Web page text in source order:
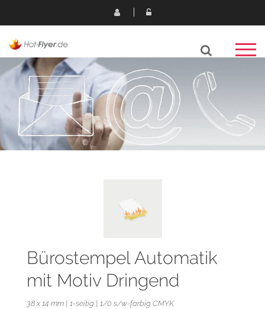
Bürostempel Automatik
mit Motiv Dringend
38 x 14 mm | 1-seitig | 1/0 s/w-farbig CMYK